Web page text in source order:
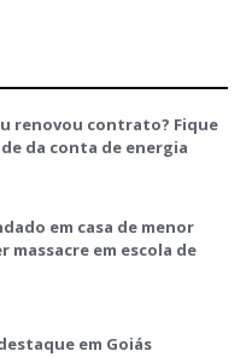
renovou contrato? Fique
da conta de energia
em casa de menor
massacre em escola de
em Goiás